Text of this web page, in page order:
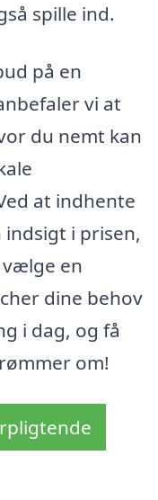
spille ind.
på en
vi at
du nemt kan
at indhente
i prisen,
en
dine behov
i dag, og få
om!